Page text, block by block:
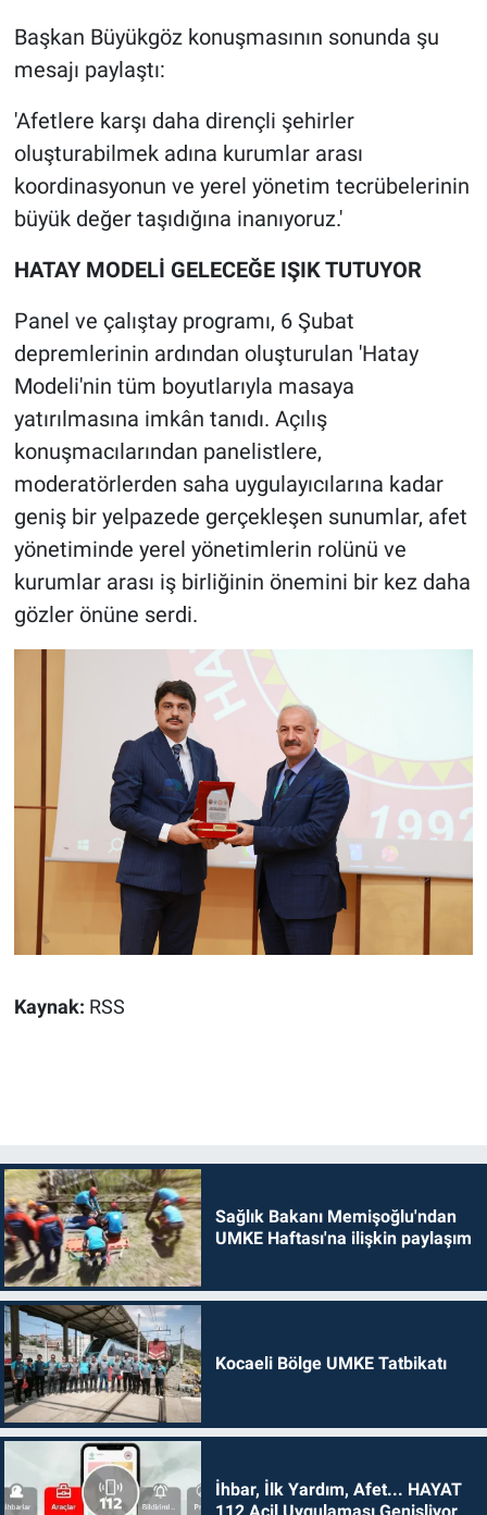
Başkan Büyükgöz konuşmasının sonunda şu
mesajı paylaştı:
'Afetlere karşı daha dirençli şehirler
oluşturabilmek adına kurumlar arası
koordinasyonun ve yerel yönetim tecrübelerinin
büyük değer taşıdığına inanıyoruz.'
HATAY MODELİ GELECEĞE IŞIK TUTUYOR
Panel ve çalıştay programı, 6 Şubat
depremlerinin ardından oluşturulan 'Hatay
Modeli'nin tüm boyutlarıyla masaya
yatırılmasına imkân tanıdı. Açılış
konuşmacılarından panelistlere,
moderatörlerden saha uygulayıcılarına kadar
geniş bir yelpazede gerçekleşen sunumlar, afet
yönetiminde yerel yönetimlerin rolünü ve
kurumlar arası iş birliğinin önemini bir kez daha
gözler önüne serdi.
Kaynak: RSS
Sağlık Bakanı Memişoğlu'ndan
UMKE Haftası'na ilişkin paylaşım
Kocaeli Bölge UMKE Tatbikatı
İhbar, İlk Yardım, Afet... HAYAT
112 Acil Uygulaması Genişliyor